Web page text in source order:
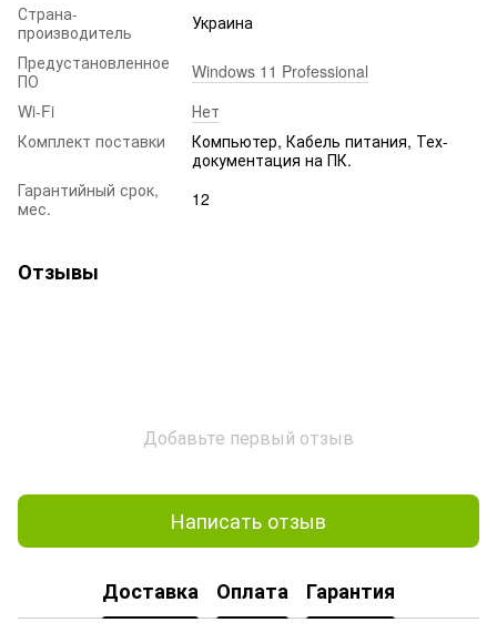
Страна-
производитель
Украина
Предустановленное
ПО
Windows 11 Professional
Wi-Fi
Нет
Комплект поставки
Компьютер, Кабель питания, Тех-
документация на ПК.
Гарантийный срок,
мес.
12
Отзывы
Добавьте первый отзыв
Написать отзыв
Доставка Оплата Гарантия